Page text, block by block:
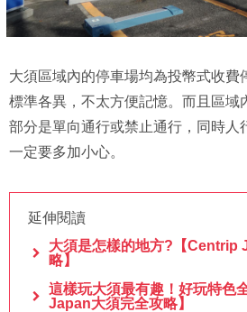
大須區域內的停車場均為投幣式收費
標準各異，不太方便記憶。而且區域
部分是單向通行或禁止通行，同時人
一定要多加小心。
延伸閱讀
大須是怎樣的地方?【Centrip
略】
這樣玩大須最有趣！好玩特色
Japan大須完全攻略】